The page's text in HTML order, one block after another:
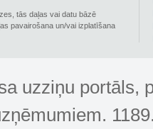
tās daļas vai datu bāzē
pavairošana un/vai izplatīšana
uzziņu portāls,